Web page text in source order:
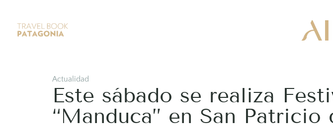
Actualidad
Este sábado se realiza
“Manduca” en San Patricio